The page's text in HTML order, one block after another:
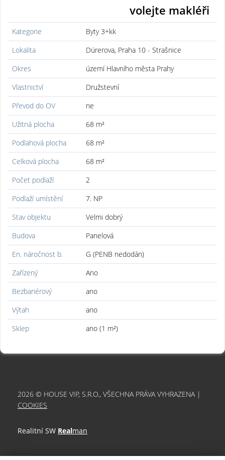
volejte makléři
Kategorie
Byty 3+kk
Lokalita
Dürerova, Praha 10 - Strašnice
Okres
území Hlavního města Prahy
Vlastnictví
Družstevní
Převod do OV
ne
Užitná plocha
68 m²
Podlahová plocha
68 m²
Celková plocha
68 m²
Počet podlaží
2
Podlaží umístění
7. NP
Stav objektu
Velmi dobrý
Budova
Panelová
En. náročnost b.
G (PENB nedodán)
Zařízený
Ano
Bezbariérový
ano
Výtah
ano
Sklep
ano (1 m²)
2026 © HOUSE VIP, S.R.O., VŠECHNA PRÁVA VYHRAZENA |
COOKIES
Realitní SW Realman